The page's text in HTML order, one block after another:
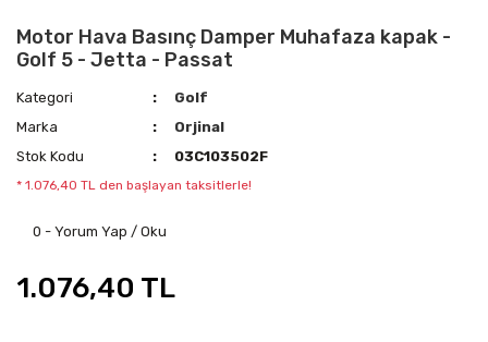
Motor Hava Basınç Damper Muhafaza kapak -
Golf 5 - Jetta - Passat
Kategori
Golf
Marka
Orjinal
Stok Kodu
03C103502F
* 1.076,40 TL den başlayan taksitlerle!
0 - Yorum Yap / Oku
1.076,40 TL